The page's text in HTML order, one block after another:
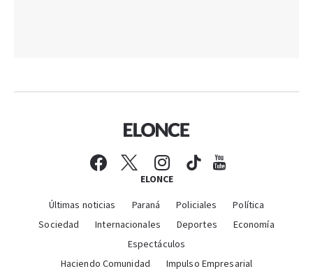
ELONCE
Últimas noticias Paraná Policiales
Política
Sociedad
Internacionales Deportes
Economía
Espectáculos
Haciendo Comunidad
Impulso Empresarial